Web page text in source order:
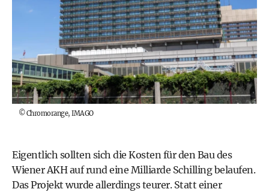
©Chromorange, IMAGO
Eigentlich sollten sich die Kosten für den Bau des
Wiener AKH auf rund eine Milliarde Schilling belaufen.
Das Projekt wurde allerdings teurer. Statt einer